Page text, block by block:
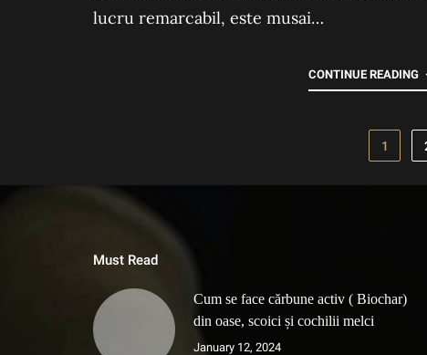
lucru remarcabil, este musai…
CONTINUE READING
1
Must Read
Cum se face cărbune activ ( Biochar)
din oase, scoici și cochilii melci
January 12, 2024